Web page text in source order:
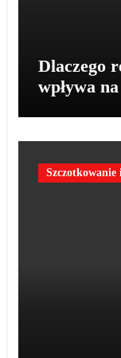
Dlaczego
wpływa
Szczotkowanie